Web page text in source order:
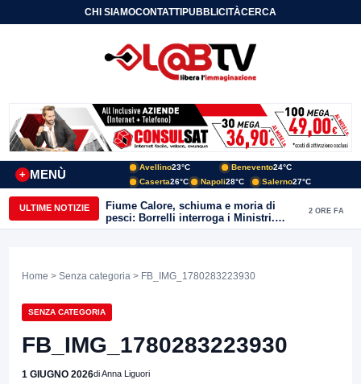
CHI SIAMOCONTATTIPUBBLICITÀCERCA
MENÙ
+
Avellino23°C Benevento24°C
Caserta26°C Napoli28°C Salerno27°C
ULTIME NOTIZIE
Fiume Calore, schiuma e moria di
pesci: Borrelli interroga i Ministri.
“Benevento paga l’assenza del
2 ORE FA
Home > Senza categoria > FB_IMG_1780283223930
SENZA CATEGORIA
FB_IMG_1780283223930
1 GIUGNO 2026di Anna Liguori